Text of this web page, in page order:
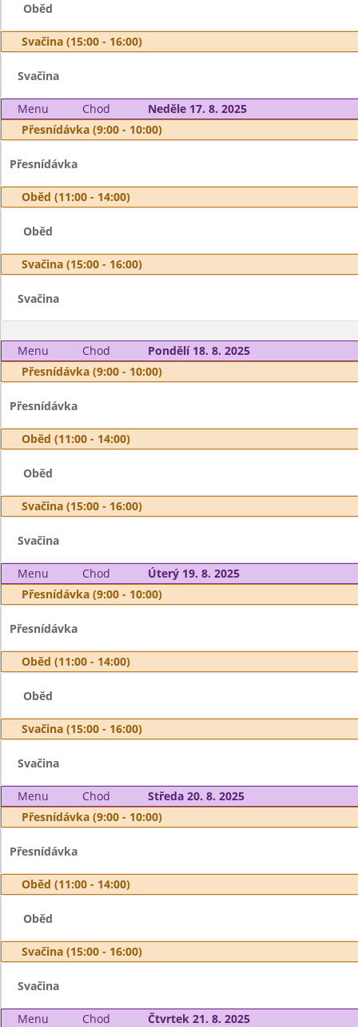
Oběd
Svačina (15:00 - 16:00)
Svačina
Menu Chod
Neděle 17. 8. 2025
Přesnídávka (9:00 - 10:00)
Přesnídávka
Oběd (11:00 - 14:00)
Oběd
Svačina (15:00 - 16:00)
Svačina
Menu Chod
Pondělí 18. 8. 2025
Přesnídávka (9:00 - 10:00)
Přesnídávka
Oběd (11:00 - 14:00)
Oběd
Svačina (15:00 - 16:00)
Svačina
Menu Chod
Úterý 19. 8. 2025
Přesnídávka (9:00 - 10:00)
Přesnídávka
Oběd (11:00 - 14:00)
Oběd
Svačina (15:00 - 16:00)
Svačina
Menu Chod
Středa 20. 8. 2025
Přesnídávka (9:00 - 10:00)
Přesnídávka
Oběd (11:00 - 14:00)
Oběd
Svačina (15:00 - 16:00)
Svačina
Menu Chod
Čtvrtek 21. 8. 2025